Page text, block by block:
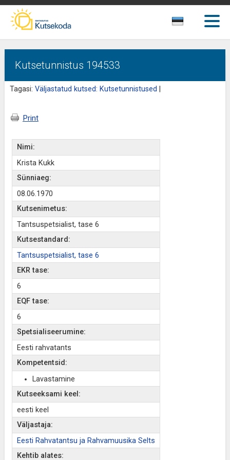
Kutsetunnistus 194533
Tagasi: Väljastatud kutsed: Kutsetunnistused
Print
Nimi:
Krista Kukk
Sünniaeg:
08.06.1970
Kutsenimetus:
Tantsuspetsialist, tase 6
Kutsestandard:
Tantsuspetsialist, tase 6
EKR tase:
6
EQF tase:
6
Spetsialiseerumine:
Eesti rahvatants
Kompetentsid:
Lavastamine
Kutseeksami keel:
eesti keel
Väljastaja:
Eesti Rahvatantsu ja Rahvamuusika Selts
Kehtib alates: